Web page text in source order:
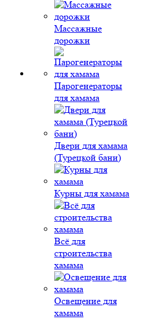
Массажные
дорожки
Парогенераторы
для хамама
Двери для хамама
(Турецкой бани)
Курны для хамама
Всё для
строительства
хамама
Освещение для
хамама